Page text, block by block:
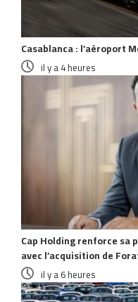
Casablanca : l’aéroport
il y a 4 heures
Cap Holding renforce sa
avec l’acquisition de
il y a 6 heures